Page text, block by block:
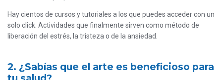
Hay cientos de cursos y tutoriales a los que puedes acceder con un
solo click. Actividades que finalmente sirven como método de
liberación del estrés, la tristeza o de la ansiedad.
2. ¿Sabías que el arte es beneficioso para